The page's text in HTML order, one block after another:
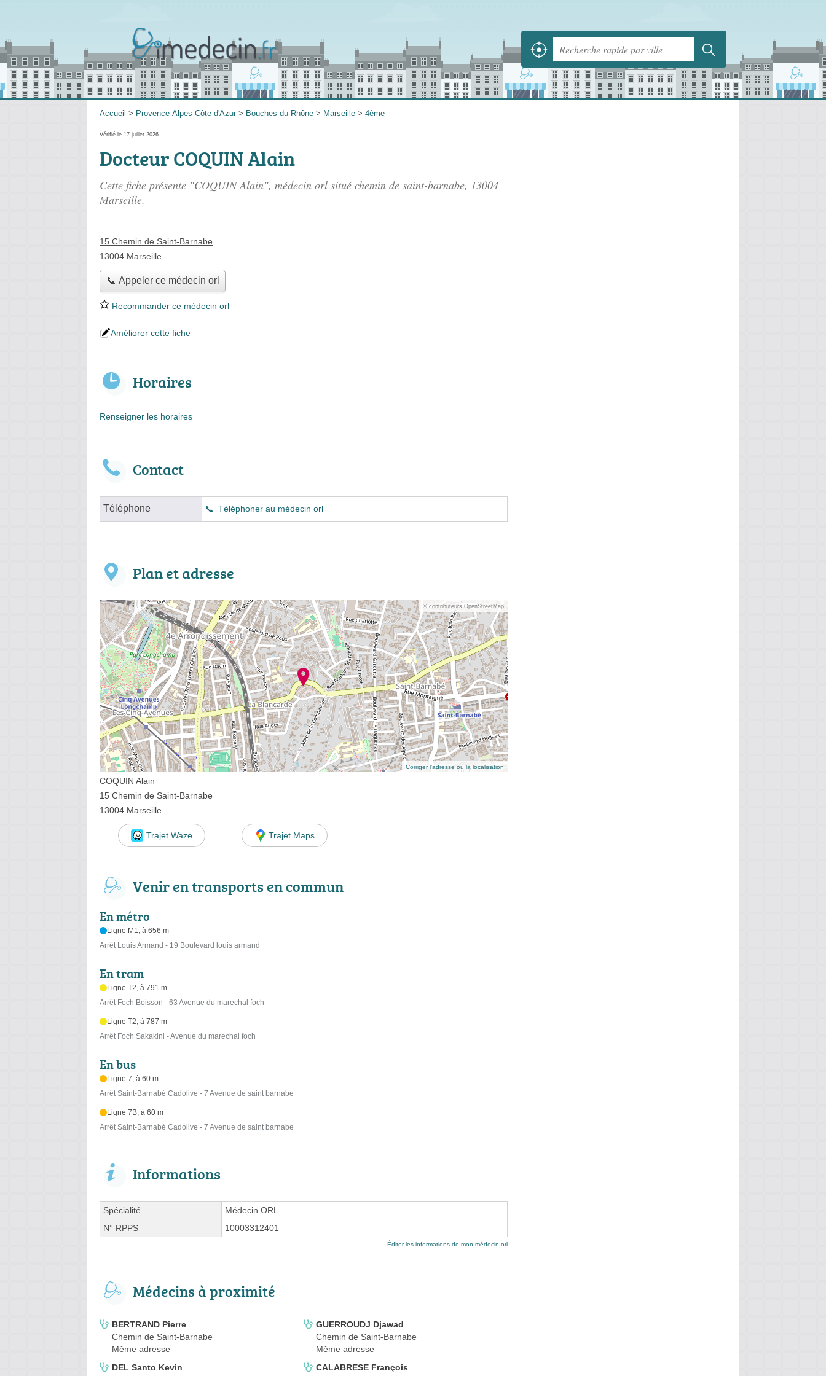
Accueil > Provence-Alpes-Côte d'Azur> Bouches-du-Rhône > Marseille > 4ème
Vérifié le 17 juillet 2026
Docteur COQUIN Alain
Cette fiche présente "COQUIN Alain", médecin orl situé chemin de saint-barnabe, 13004
Marseille.
15 Chemin de Saint-Barnabe
13004 Marseille
📞 Appeler ce médecin orl
Recommander ce médecin orl
Améliorer cette fiche
Horaires
Renseigner les horaires
Contact
Téléphone Téléphoner au médecin orl
Plan et adresse
© contributeurs OpenStreetMap
Corriger l’adresse ou la localisation
COQUIN Alain
15 Chemin de Saint-Barnabe
13004 Marseille
Trajet Waze Trajet Maps
Venir en transports en commun
En métro
Ligne M1, à 656 m
Arrêt Louis Armand - 19 Boulevard louis armand
En tram
Ligne T2, à 791 m
Arrêt Foch Boisson - 63 Avenue du marechal foch
Ligne T2, à 787 m
Arrêt Foch Sakakini - Avenue du marechal foch
En bus
Ligne 7, à 60 m
Arrêt Saint-Barnabé Cadolive - 7 Avenue de saint barnabe
Ligne 7B, à 60 m
Arrêt Saint-Barnabé Cadolive - 7 Avenue de saint barnabe
Informations
Spécialité
Médecin ORL
N° RPPS 10003312401
Éditer les informations de mon médecin orl
Médecins à proximité
BERTRAND Pierre
Chemin de Saint-Barnabe
Même adresse
GUERROUDJ Djawad
Chemin de Saint-Barnabe
Même adresse
DEL Santo Kevin
CALABRESE François